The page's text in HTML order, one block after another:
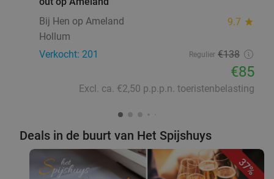
Bij Hen op Ameland
9.7 star
Hollum
Verkocht: 201
Regulier €138
€85
Excl. ca. €2,50 p.p.p.n. toeristenbelasting
Deals in de buurt van Het Spijshuys
37%